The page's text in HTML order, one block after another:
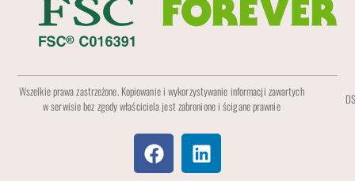
Wszelkie prawa zastrzeżone. Kopiowanie i wykorzystywanie informacji zawartych
w serwisie bez zgody właściciela jest zabronione i ścigane prawnie